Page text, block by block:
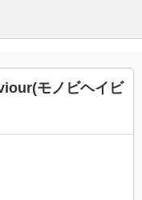
モノビヘイビ